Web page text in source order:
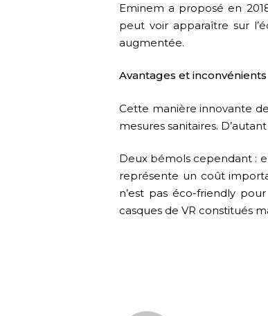
Eminem a proposé en
peut voir apparaître sur
augmentée.
Avantages et inconvénients
Cette manière innovante
mesures sanitaires.
Deux bémols cependant :
représente un coût
n’est pas éco-friendly
casques de VR constitués